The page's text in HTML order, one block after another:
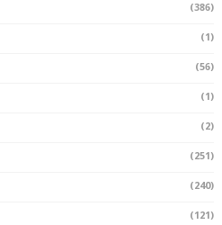
(386)
(1)
(56)
(1)
(2)
(251)
(240)
(121)